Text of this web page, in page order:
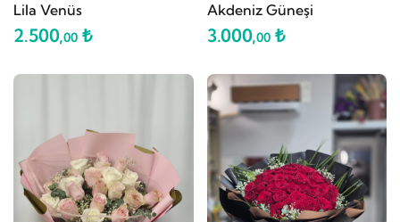
Lila Venüs
2.500,00 ₺
Akdeniz Güneşi
3.000,00₺